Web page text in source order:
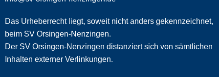
Das Urheberrecht liegt, soweit nicht anders gekennzeichnet,
beim SV Orsingen-Nenzingen.
Der SV Orsingen-Nenzingen distanziert sich von sämtlichen
Inhalten externer Verlinkungen.